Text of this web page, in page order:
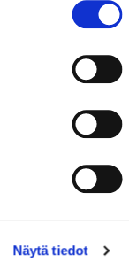
Näytä tiedot